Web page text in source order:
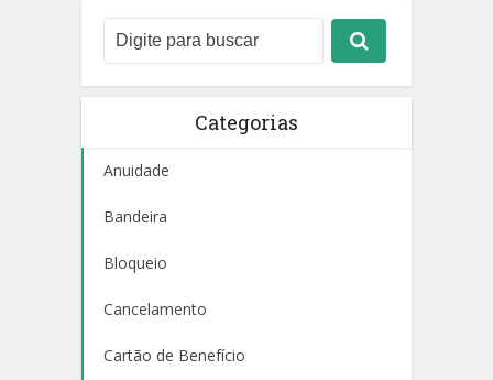
Categorias
Anuidade
Bandeira
Bloqueio
Cancelamento
Cartão de Benefício